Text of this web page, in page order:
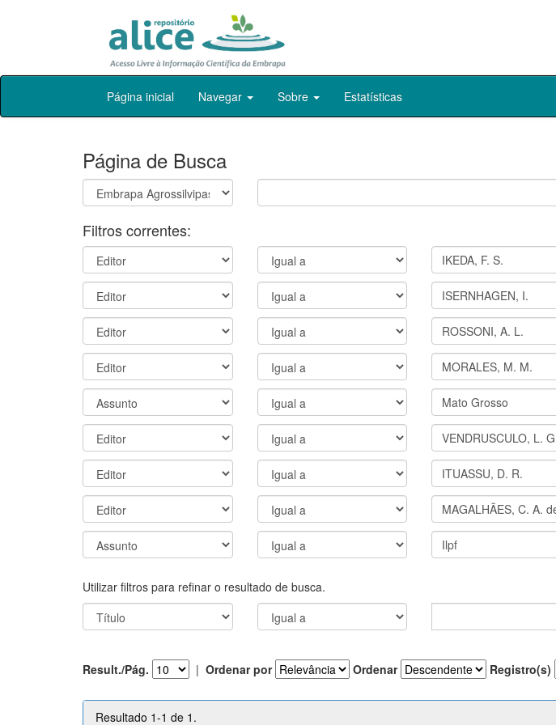
Skip
Página inicial Navegar Sobre Estatísticas
Página de Busca
Filtros correntes:
Utilizar filtros para refinar o resultado de busca.
Result./Pág. | Ordenar por Ordenar Registro(s)
Resultado 1-1 de 1.